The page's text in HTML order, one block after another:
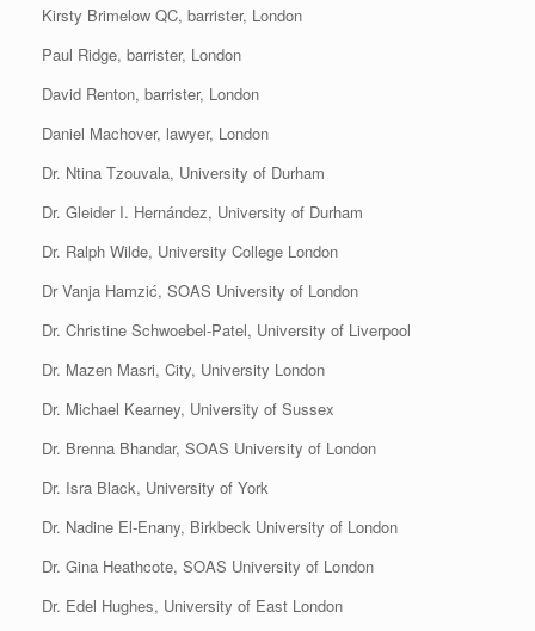
Kirsty Brimelow QC, barrister, London
Paul Ridge, barrister, London
David Renton, barrister, London
Daniel Machover, lawyer, London
Dr. Ntina Tzouvala, University of Durham
Dr. Gleider I. Hernández, University of Durham
Dr. Ralph Wilde, University College London
Dr Vanja Hamzić, SOAS University of London
Dr. Christine Schwoebel-Patel, University of Liverpool
Dr. Mazen Masri, City, University London
Dr. Michael Kearney, University of Sussex
Dr. Brenna Bhandar, SOAS University of London
Dr. Isra Black, University of York
Dr. Nadine El-Enany, Birkbeck University of London
Dr. Gina Heathcote, SOAS University of London
Dr. Edel Hughes, University of East London